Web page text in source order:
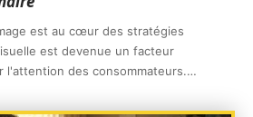
est au cœur des stratégies
est devenue un facteur
l'attention des consommateurs.…